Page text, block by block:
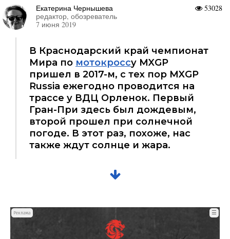
53028
Екатерина Чернышева
редактор, обозреватель
7 июня 2019
В Краснодарский край чемпионат
Мира по мотокроссу MXGP
пришел в 2017-м, с тех пор MXGP
Russia ежегодно проводится на
трассе у ВДЦ Орленок. Первый
Гран-При здесь был дождевым,
второй прошел при солнечной
погоде. В этот раз, похоже, нас
также ждут солнце и жара.
Реклама ☰